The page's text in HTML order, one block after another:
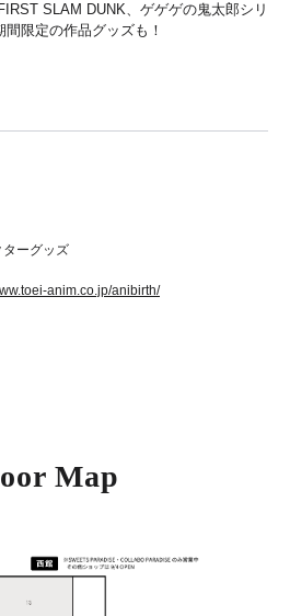
SLAM DUNK、ゲゲゲの鬼太郎シリ
限定の作品グッズも！
ターグッズ
anim.co.jp/anibirth/
Map